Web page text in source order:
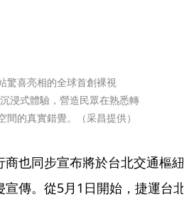
驚喜亮相的全球首創裸視
浸式體驗，營造民眾在熟悉轉
間的真實錯覺。（采昌提供）
商也同步宣布將於台北交通樞紐
傳。從5月1日開始，捷運台北